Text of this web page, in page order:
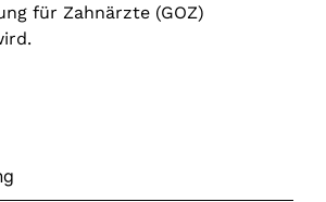
für Zahnärzte (GOZ)